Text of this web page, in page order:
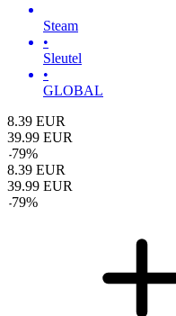
Steam
•
Sleutel
•
GLOBAL
8.39 EUR
39.99 EUR
-79%
8.39 EUR
39.99 EUR
-79%